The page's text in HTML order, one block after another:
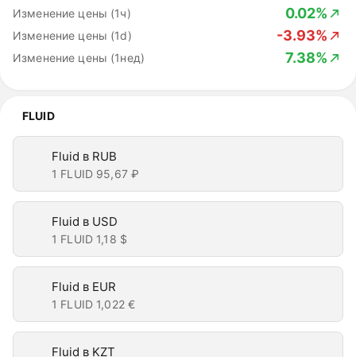
Изменение цены (1ч) 0.02%
Изменение цены (1d) -3.93%
Изменение цены (1нед) 7.38%
FLUID
Fluid в RUB
1 FLUID 95,67 ₽
Fluid в USD
1 FLUID 1,18 $
Fluid в EUR
1 FLUID 1,022 €
Fluid в KZT